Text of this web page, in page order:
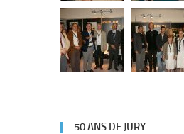
50 ANS DE JURY